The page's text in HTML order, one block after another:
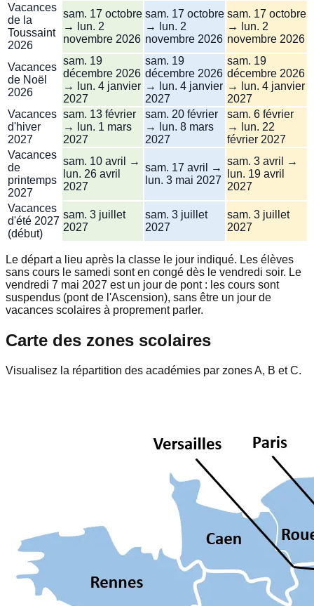
Vacances
de la
Toussaint
2026
sam. 17 octobre
→ lun. 2
novembre 2026
sam. 17 octobre
→ lun. 2
novembre 2026
sam. 17 octobre
→ lun. 2
novembre 2026
Vacances
de Noël
2026
sam. 19
décembre 2026
→ lun. 4 janvier
2027
sam. 19
décembre 2026
→ lun. 4 janvier
2027
sam. 19
décembre 2026
→ lun. 4 janvier
2027
Vacances
d'hiver
2027
sam. 13 février
→ lun. 1 mars
2027
sam. 20 février
→ lun. 8 mars
2027
sam. 6 février
→ lun. 22
février 2027
Vacances
de
printemps
2027
sam. 10 avril →
lun. 26 avril
2027
sam. 17 avril →
lun. 3 mai 2027
sam. 3 avril →
lun. 19 avril
2027
Vacances
d'été 2027
(début)
sam. 3 juillet
2027
sam. 3 juillet
2027
sam. 3 juillet
2027
Le départ a lieu après la classe le jour indiqué. Les élèves
sans cours le samedi sont en congé dès le vendredi soir. Le
vendredi 7 mai 2027 est un jour de pont : les cours sont
suspendus (pont de l'Ascension), sans être un jour de
vacances scolaires à proprement parler.
Carte des zones scolaires
Visualisez la répartition des académies par zones A, B et C.